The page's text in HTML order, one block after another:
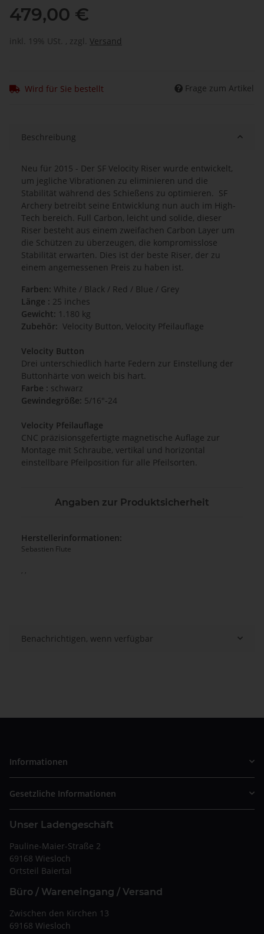
479,00 €
inkl. 19% USt. , zzgl. Versand
Wird für Sie bestellt Frage zum Artikel
Beschreibung
Neu für 2015 - Der SF Velocity Riser wurde entwickelt,
um jegliche Vibrationen zu eliminieren und die
Stabilität während des Schießens zu optimieren. SF
Archery betreibt seine Entwicklung nun auch im High-
Tech bereich. Full Carbon, leicht und solide, dieser
Riser besteht aus einem zweifachen Carbon Layer um
die Schützen zu überzeugen, die kompromisslose
Stabilität erwarten. Dies ist der beste Riser, der zu
einem angemessenen Preis zu haben ist.
Farben: White / Black / Red / Blue / Grey
Länge : 25 inches
Gewicht: 1.180 kg
Zubehör: Velocity Button, Velocity Pfeilauflage
Velocity Button
Drei unterschiedlich harte Federn zur Einstellung der
Buttonhärte von weich bis hart.
Farbe : schwarz
Gewindegröße: 5/16"-24
Velocity Pfeilauflage
CNC präzisionsgefertigte magnetische Auflage zur
Montage mit Schraube, vertikal und horizontal
einstellbare Pfeilposition für alle Pfeilsorten.
Angaben zur Produktsicherheit
Herstellerinformationen:
Sebastien Flute
, ,
Benachrichtigen, wenn verfügbar
Informationen
Gesetzliche Informationen
Unser Ladengeschäft
Pauline-Maier-Straße 2
69168 Wiesloch
Ortsteil Baiertal
Büro / Wareneingang / Versand
Zwischen den Kirchen 13
69168 Wiesloch